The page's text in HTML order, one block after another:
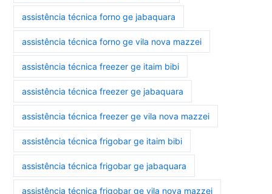
assistência técnica forno ge jabaquara
assistência técnica forno ge vila nova mazzei
assistência técnica freezer ge itaim bibi
assistência técnica freezer ge jabaquara
assistência técnica freezer ge vila nova mazzei
assistência técnica frigobar ge itaim bibi
assistência técnica frigobar ge jabaquara
assistência técnica frigobar ge vila nova mazzei